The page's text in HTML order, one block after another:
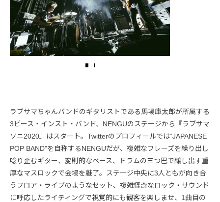
ラブサマちゃんバンドのギタリストである馬場庫太郎が所属する
3ピース・インスト・バンド、NENGUのステージから『ラブサマ
ソニ2020』はスタート。Twitterのプロフィールでは“JAPANESE
POP BAND”を自称するNENGUだが、複雑なフレーズを繰り出し
唸り歪むギター、変則的なベース、ドラムの三つ巴で醸し出す重
厚なマスロックで会場を魅了。ステージ中央に3人ともが向き合
うフロア・ライブのようなセット、複雑怪奇なロック・サウンド
に呼応したライティングで視覚的にも観客を楽しませ、1曲目の